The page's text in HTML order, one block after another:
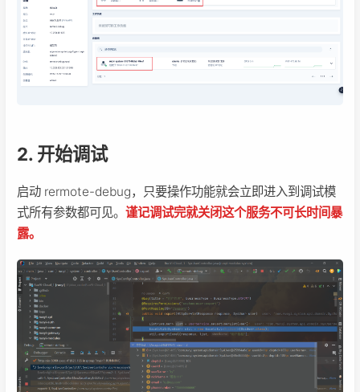
2. 开始调试
启动 rermote-debug，只要操作功能就会立即进入到调试模
式所有参数都可见。 谨记调试完就关闭这个服务不可长时间暴
露。